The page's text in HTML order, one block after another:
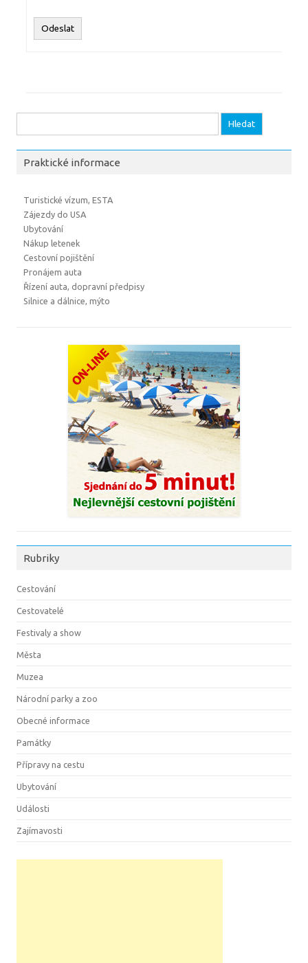
Odeslat
Praktické informace
Turistické vízum, ESTA
Zájezdy do USA
Ubytování
Nákup letenek
Cestovní pojištění
Pronájem auta
Řízení auta, dopravní předpisy
Silnice a dálnice, mýto
Rubriky
Cestování
Cestovatelé
Festivaly a show
Města
Muzea
Národní parky a zoo
Obecné informace
Památky
Přípravy na cestu
Ubytování
Události
Zajímavosti